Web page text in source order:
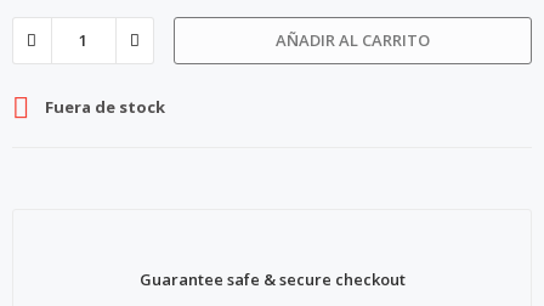
AÑADIR AL CARRITO
 Fuera de stock
Guarantee safe & secure checkout